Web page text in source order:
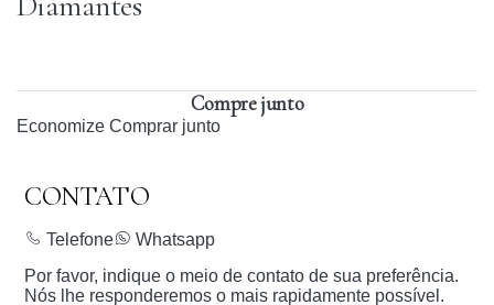
Compre junto
Economize Comprar junto
CONTATO
Telefone
Whatsapp
Por favor, indique o meio de contato de sua preferência.
Nós lhe responderemos o mais rapidamente possível.